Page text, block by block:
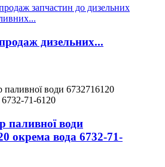
дизельних...
паливної води
окрема вода 6732-71-